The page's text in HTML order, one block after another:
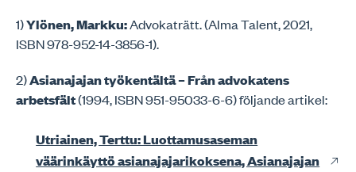
1)Ylönen, Markku:Advokaträtt. (Alma Talent, 2021,
ISBN 978-952-14-3856-1).
2)Asianajajan työkentältä – Från advokatens
arbetsfält(1994, ISBN 951-95033-6-6) följande artikel:
Utriainen, Terttu: Luottamusaseman
väärinkäyttö asianajajarikoksena, Asianajajan